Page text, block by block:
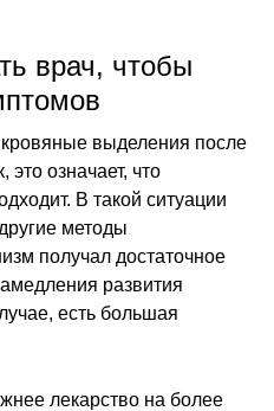
врач, чтобы
выделения после
означает, что
В такой ситуации
методы
получал достаточное
развития
есть большая
лекарство на более